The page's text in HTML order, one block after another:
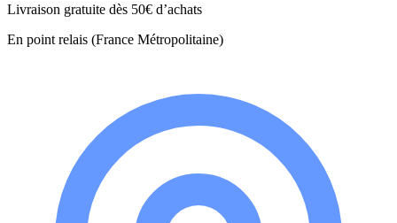
Livraison gratuite dès 50€ d’achats
En point relais (France Métropolitaine)